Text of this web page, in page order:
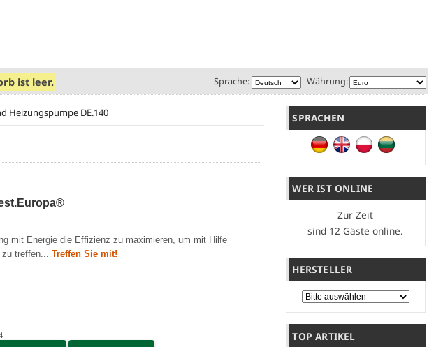
ist leer. Währung:
Sprache:
Heizungspumpe DE.140
mit Energie die Effizienz zu maximieren, um mit Hilfe
treffen... Treffen Sie mit!
SPRACHEN
WER IST ONLINE
Zur Zeit
sind 12 Gäste online.
HERSTELLER
Bitte wählen Sie ...
TOP ARTIKEL